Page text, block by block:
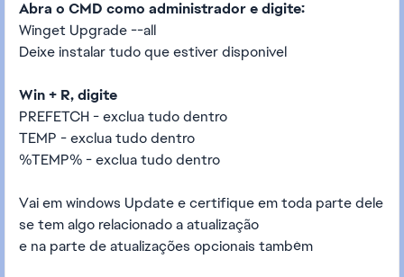
Abra o CMD como administrador e digite:
Winget Upgrade --all
Deixe instalar tudo que estiver disponivel
Win + R, digite
PREFETCH - exclua tudo dentro
TEMP - exclua tudo dentro
%TEMP% - exclua tudo dentro
Vai em windows Update e certifique em toda parte dele
se tem algo relacionado a atualização
e na parte de atualizações opcionais também